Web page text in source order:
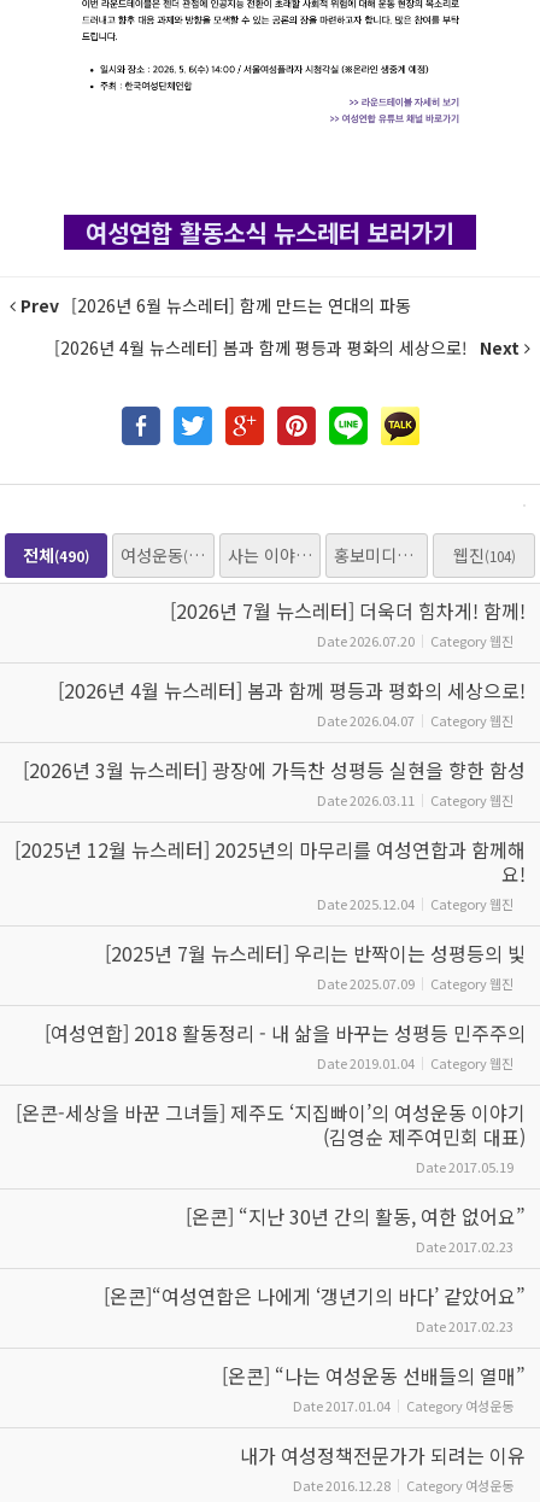
여성연합 활동소식 뉴스레터 보러가기
Prev [2026년 6월 뉴스레터] 함께 만드는 연대의 파동
[2026년 4월 뉴스레터] 봄과 함께 평등과 평화의 세상으로!
Next
전체(490) 여성운동(205) 사는 이야기(153) 홍보미디어 웹진(104)
[2026년 7월 뉴스레터] 더욱더 힘차게! 함께!
Date2026.07.20 Category웹진
[2026년 4월 뉴스레터] 봄과 함께 평등과 평화의 세상으로!
Date2026.04.07 Category웹진
[2026년 3월 뉴스레터] 광장에 가득찬 성평등 실현을 향한 함성
Date2026.03.11 Category웹진
[2025년 12월 뉴스레터] 2025년의 마무리를 여성연합과 함께해
요!
Date2025.12.04 Category웹진
[2025년 7월 뉴스레터] 우리는 반짝이는 성평등의 빛
Date2025.07.09 Category웹진
[여성연합] 2018 활동정리 - 내 삶을 바꾸는 성평등 민주주의
Date2019.01.04 Category웹진
[온콘-세상을 바꾼 그녀들] 제주도 ‘지집빠이’의 여성운동 이야기
(김영순 제주여민회 대표)
Date2017.05.19
[온콘] “지난 30년 간의 활동, 여한 없어요”
Date2017.02.23
[온콘]“여성연합은 나에게 ‘갱년기의 바다’ 같았어요”
Date2017.02.23
[온콘] “나는 여성운동 선배들의 열매”
Date2017.01.04 Category여성운동
내가 여성정책전문가가 되려는 이유
Date2016.12.28 Category여성운동